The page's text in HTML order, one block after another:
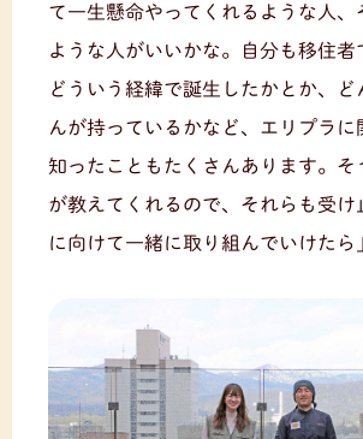
て一生懸命やってくれるような人、
ような人がいいかな。自分も移住者
どういう経緯で誕生したかとか、ど
んが持っているかなど、エリプラに
知ったこともたくさんあります。そ
が教えてくれるので、それらも受け
に向けて一緒に取り組んでいけたら